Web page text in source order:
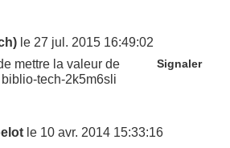
le 27 jul. 2015 16:49:02
Signaler
mettre la valeur de
biblio-tech-2k5m6sli
le 10 avr. 2014 15:33:16